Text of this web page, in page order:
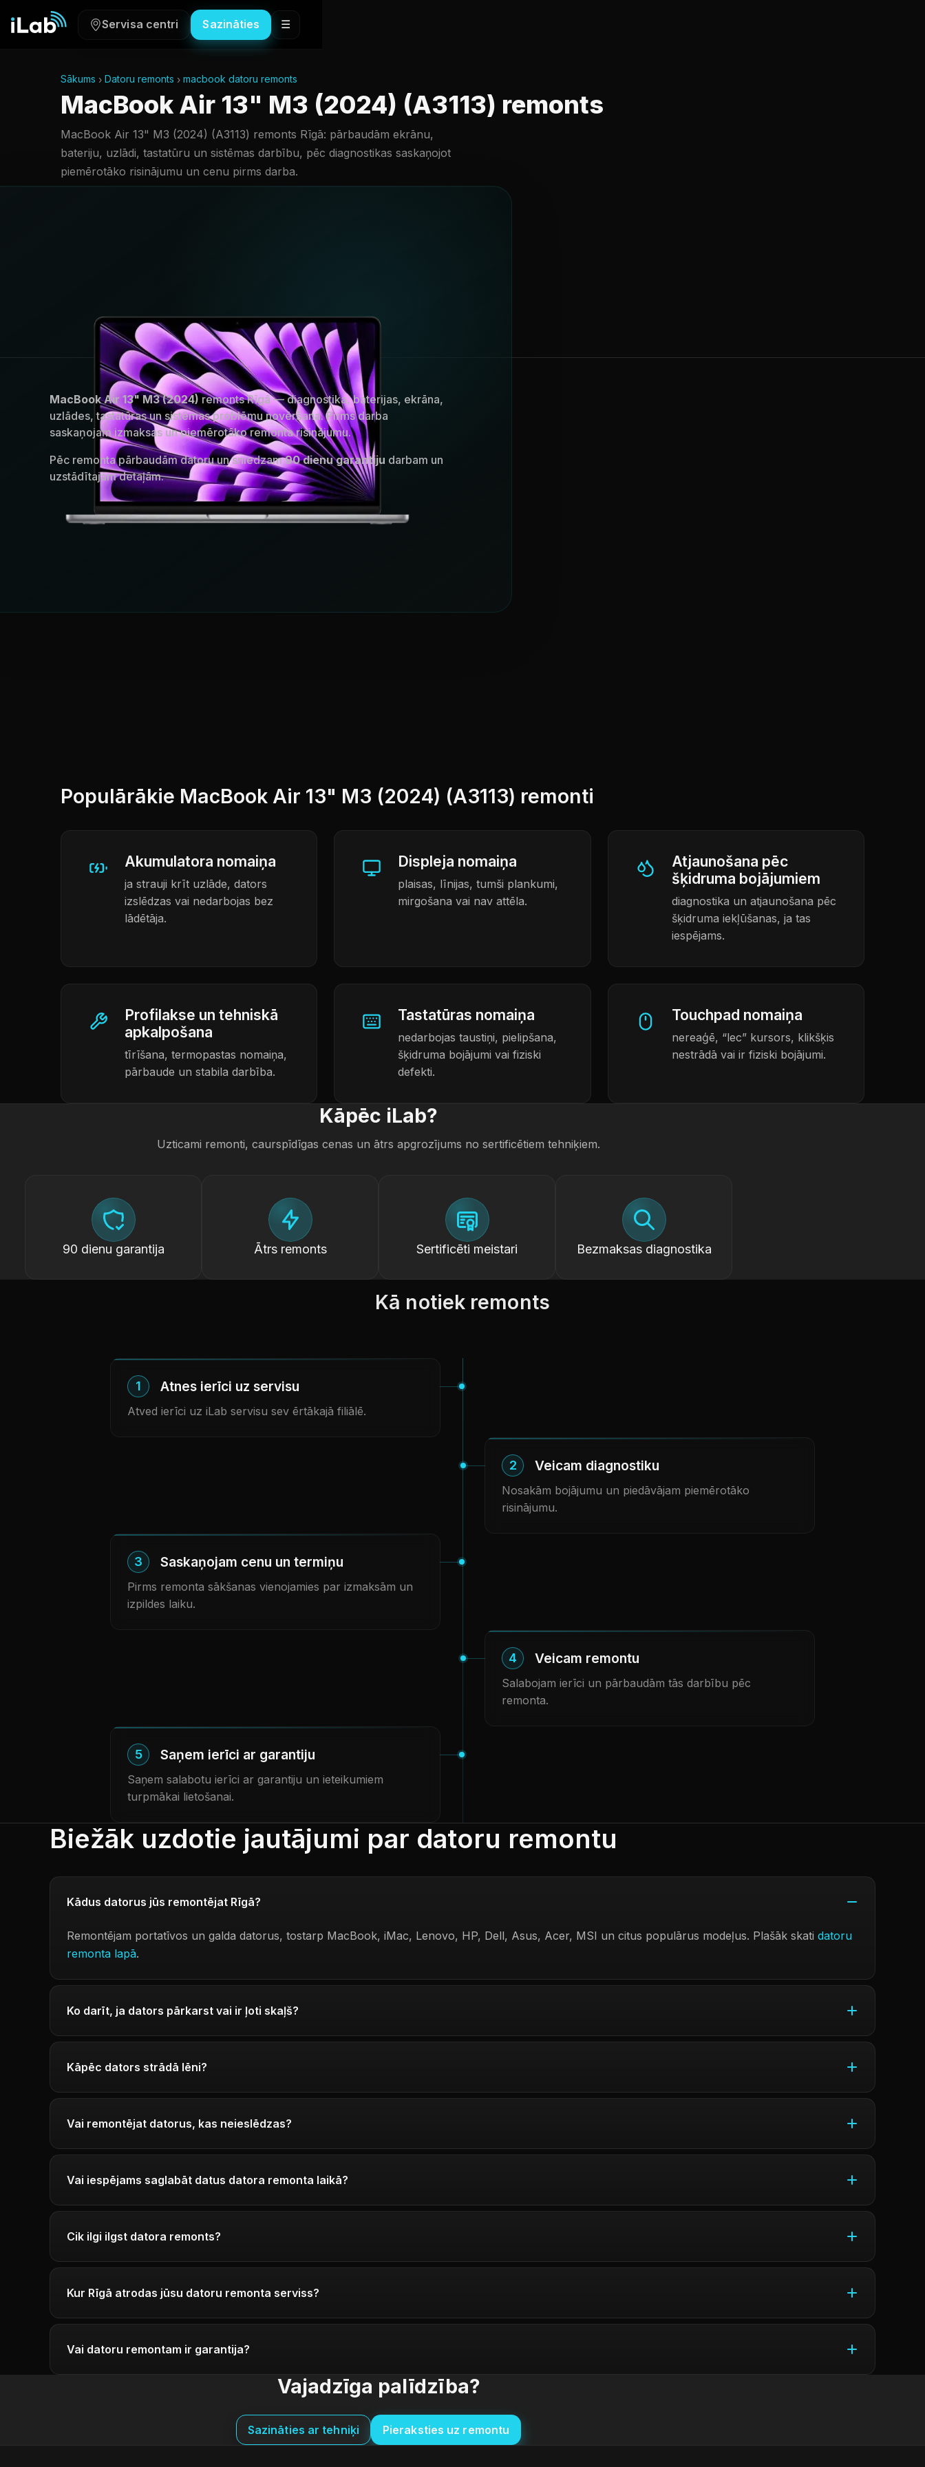
Servisa centri Sazināties ☰
Sākums Datoru remonts macbook datoru remonts
MacBook Air 13" M3 (2024) (A3113) remonts
MacBook Air 13" M3 (2024) (A3113) remonts Rīgā: pārbaudām ekrānu,
bateriju, uzlādi, tastatūru un sistēmas darbību, pēc diagnostikas saskaņojot
piemērotāko risinājumu un cenu pirms darba.
MacBook Air 13" M3 (2024) remonts Rīgā — diagnostika, baterijas, ekrāna,
uzlādes, tastatūras un sistēmas problēmu novēršana. Pirms darba
saskaņojam izmaksas un piemērotāko remonta risinājumu.
Pēc remonta pārbaudām datoru un sniedzam90 dienu garantiju darbam un
uzstādītajām detaļām.
Populārākie MacBook Air 13" M3 (2024) (A3113) remonti
Akumulatora nomaiņa
ja strauji krīt uzlāde, dators
izslēdzas vai nedarbojas bez
lādētāja.
Displeja nomaiņa
plaisas, līnijas, tumši plankumi,
mirgošana vai nav attēla.
Atjaunošana pēc
šķidruma bojājumiem
diagnostika un atjaunošana pēc
šķidruma iekļūšanas, ja tas
iespējams.
Profilakse un tehniskā
apkalpošana
tīrīšana, termopastas nomaiņa,
pārbaude un stabila darbība.
Tastatūras nomaiņa
nedarbojas taustiņi, pielipšana,
šķidruma bojājumi vai fiziski
defekti.
Touchpad nomaiņa
nereaģē, “lec” kursors, klikšķis
nestrādā vai ir fiziski bojājumi.
Kāpēc iLab?
Uzticami remonti, caurspīdīgas cenas un ātrs apgrozījums no sertificētiem tehniķiem.
90 dienu garantija Ātrs remonts Sertificēti meistari Bezmaksas diagnostika
Kā notiek remonts
1 Atnes ierīci uz servisu
Atved ierīci uz iLab servisu sev ērtākajā filiālē.
2 Veicam diagnostiku
Nosakām bojājumu un piedāvājam piemērotāko
risinājumu.
3 Saskaņojam cenu un termiņu
Pirms remonta sākšanas vienojamies par izmaksām un
izpildes laiku.
4 Veicam remontu
Salabojam ierīci un pārbaudām tās darbību pēc
remonta.
5 Saņem ierīci ar garantiju
Saņem salabotu ierīci ar garantiju un ieteikumiem
turpmākai lietošanai.
Biežāk uzdotie jautājumi par datoru remontu
Kādus datorus jūs remontējat Rīgā?
Remontējam portatīvos un galda datorus, tostarp MacBook, iMac, Lenovo, HP, Dell, Asus, Acer, MSI un citus populārus modeļus. Plašāk skati datoru
remonta lapā.
Ko darīt, ja dators pārkarst vai ir ļoti skaļš?
Kāpēc dators strādā lēni?
Vai remontējat datorus, kas neieslēdzas?
Vai iespējams saglabāt datus datora remonta laikā?
Cik ilgi ilgst datora remonts?
Kur Rīgā atrodas jūsu datoru remonta serviss?
Vai datoru remontam ir garantija?
Vajadzīga palīdzība?
Sazināties ar tehniķi Pieraksties uz remontu